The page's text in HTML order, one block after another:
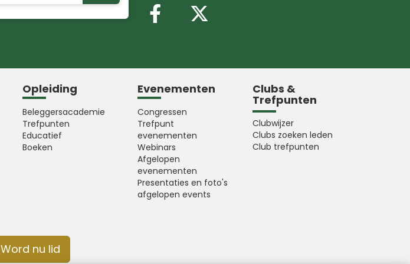
Volg ons op Facebook
Opleiding
Beleggersacademie
Trefpunten
Educatief
Boeken
Evenementen
Congressen
Trefpunt
evenementen
Webinars
Afgelopen
evenementen
Presentaties en foto's
afgelopen events
Clubs &
Trefpunten
Clubwijzer
Clubs zoeken leden
Club trefpunten
Word nu lid